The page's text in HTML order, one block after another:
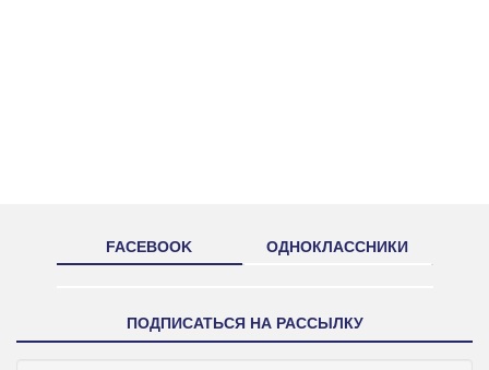
FACEBOOK ОДНОКЛАССНИКИ
ПОДПИСАТЬСЯ НА РАССЫЛКУ